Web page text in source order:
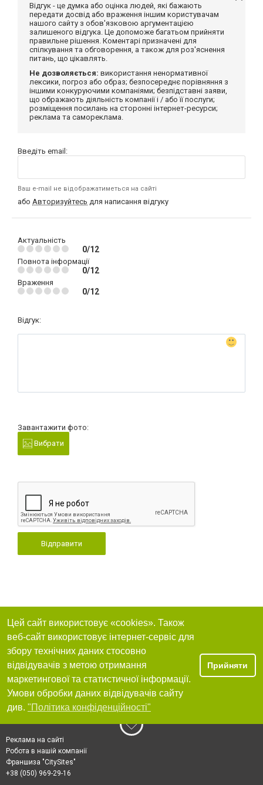
Відгук - це думка або оцінка людей, які бажають
передати досвід або враження іншим користувачам
нашого сайту з обов'язковою аргументацією
залишеного відгука. Це допоможе багатьом прийняти
правильне рішення. Коментарі призначені для
спілкування та обговорення, а також для роз'яснення
питань, що цікавлять.
Не дозволяється: використання ненормативної
лексики, погроз або образ; безпосереднє порівняння з
іншими конкуруючими компаніями; безпідставні заяви,
що ображають діяльність компанії і / або її послуги;
розміщення посилань на сторонні інтернет-ресурси;
реклама та самореклама.
Введіть email:
Ваш e-mail не відображатиметься на сайті
або Авторизуйтесь для написання відгуку
Актуальність
0/12
Повнота інформації
0/12
Враження
0/12
Відгук:
Завантажити фото:
Вибрати
Відправити
Цей сайт використовує «cookies». Також
веб-сайт використовує інтернет-сервіс для
збору технічних даних стосовно
відвідувачів з метою отримання
маркетингової та статистичної інформації.
Умови обробки даних відвідувачів сайту
див. "Політика конфіденційності"
Прийняти
Реклама на сайті
Робота в нашій компанії
Франшиза "CitySites"
+38 (050) 969-29-16